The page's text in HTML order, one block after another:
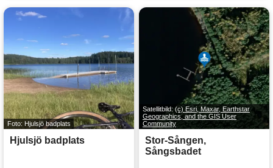
Foto: Hjulsjö badplats
Hjulsjö badplats
Satellitbild:(c) Esri, Maxar, Earthstar
Geographics, and the GIS User
Community
Stor-Sången,
Sångsbadet